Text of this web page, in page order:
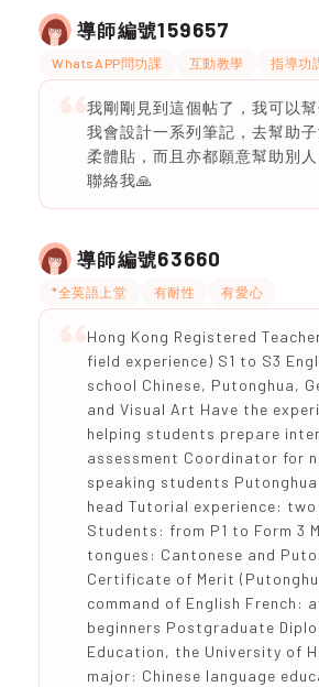
導師編號159657
WhatsAPP問功課 互動教學 指導功
我剛剛見到這個帖了，我可以幫
我會設計一系列筆記，去幫助
柔體貼，而且亦都願意幫助別
聯絡我🙏
導師編號63660
*全英語上堂 有耐性 有愛心
Hong Kong Registered
field experience) S1 to S3
school Chinese, Putonghua,
and Visual Art Have the
helping students prepare
assessment Coordinator for
speaking students
head Tutorial experience: two
Students: from P1 to Form 3
tongues: Cantonese and
Certificate of Merit
command of English French:
beginners Postgraduate
Education, the University of
major: Chinese language